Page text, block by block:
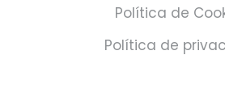
Política de
Política de